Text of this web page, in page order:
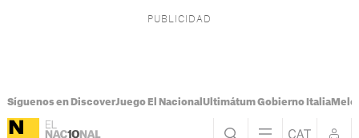
Síguenos en DiscoverJuego El Nacional Ultimátum Gobierno Italia